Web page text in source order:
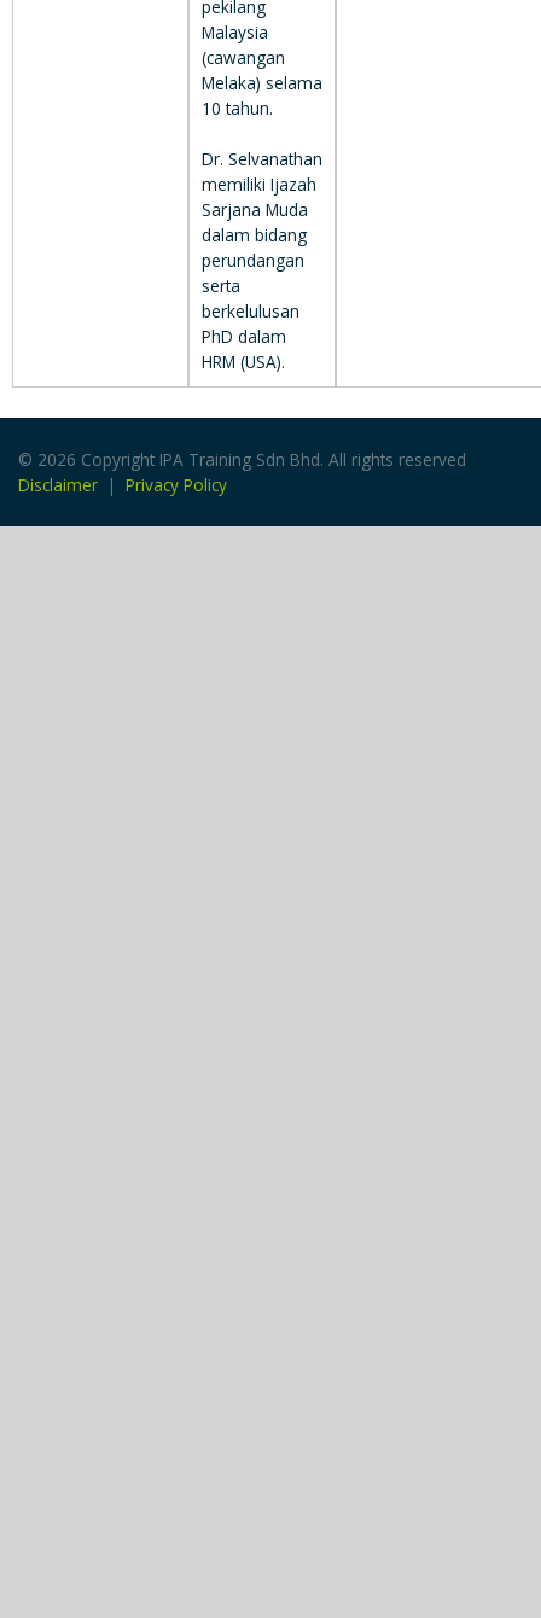
pekilang
Malaysia
(cawangan
Melaka) selama
10 tahun.
Dr. Selvanathan
memiliki Ijazah
Sarjana Muda
dalam bidang
perundangan
serta
berkelulusan
PhD dalam
HRM (USA).
© 2026 Copyright IPA Training Sdn Bhd. All rights reserved
Disclaimer | Privacy Policy